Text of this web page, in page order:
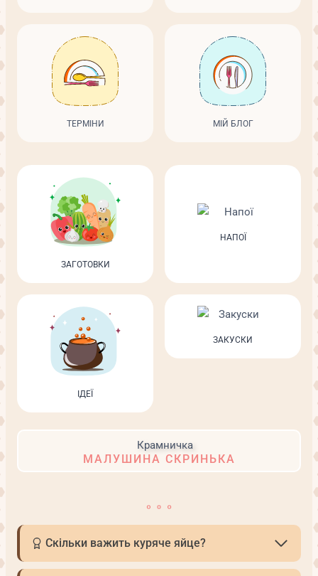
ТЕРМІНИ МІЙ БЛОГ
ЗАГОТОВКИ
НАПОЇ
ІДЕЇ
ЗАКУСКИ
МАЛУШИНА СКРИНЬКА
Скільки важить куряче яйце?